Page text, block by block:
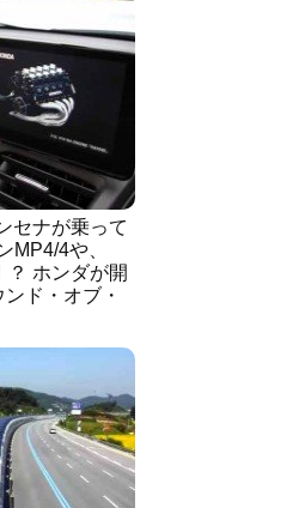
セナが乗って
MP4/4や、
？ ホンダが開
ド・オブ・